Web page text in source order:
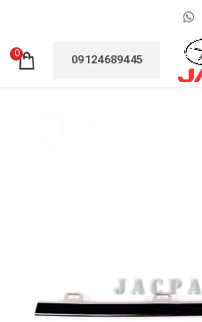
09124689445
0